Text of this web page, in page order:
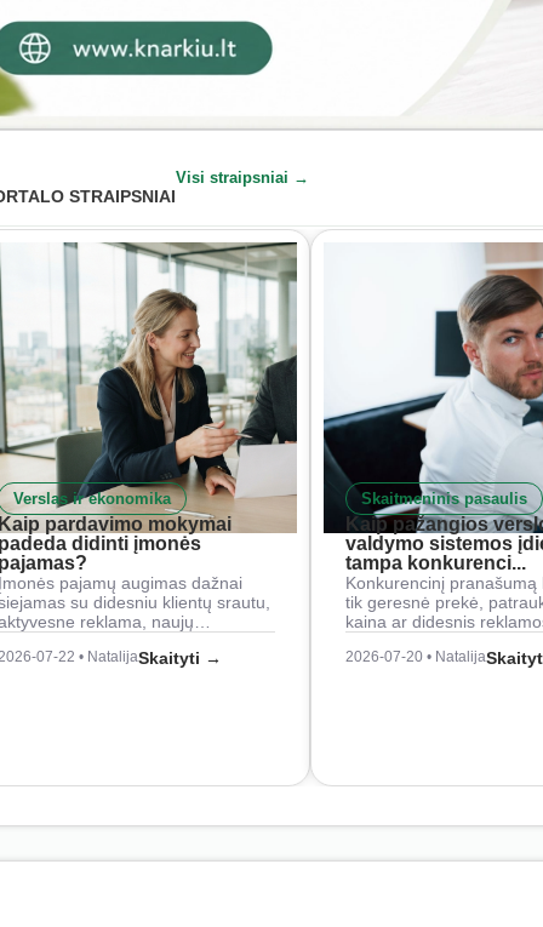
STRAIPSNIAI
Visi straipsniai →
Verslas ir ekonomika
pardavimo mokymai
didinti įmonės
pajamų augimas dažnai
su didesniu klientų srautu,
reklama, naujų…
07-22 • NatalijaSkaityti →
Skaitmeninis pasaulis
Kaip pažangios
valdymo sistemos
tampa konkurenci...
Konkurencinį pranašumą
tik geresnė prekė,
kaina ar didesnis
2026-07-20 • Natalija